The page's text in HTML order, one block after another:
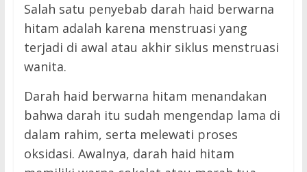
Salah satu penyebab darah haid berwarna
hitam adalah karena menstruasi yang
terjadi di awal atau akhir siklus menstruasi
wanita.
Darah haid berwarna hitam menandakan
bahwa darah itu sudah mengendap lama di
dalam rahim, serta melewati proses
oksidasi. Awalnya, darah haid hitam